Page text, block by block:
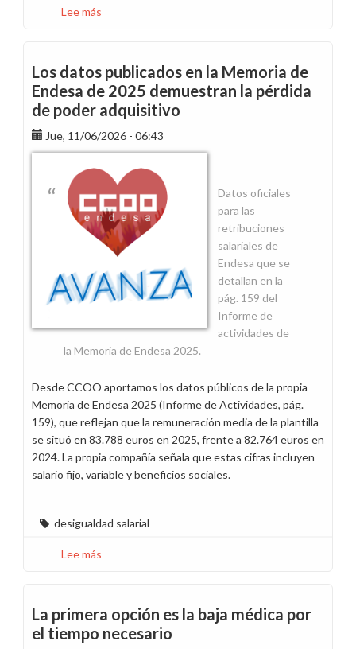
Lee más
Protocolo
ante
fenómenos
meteorológicos
adversos
Los datos publicados en la Memoria de
Endesa de 2025 demuestran la pérdida
de poder adquisitivo
Jue, 11/06/2026 - 06:43
Datos oficiales
para las
retribuciones
salariales de
Endesa que se
detallan en la
pág. 159 del
Informe de
actividades de
la Memoria de Endesa 2025.
Desde CCOO aportamos los datos públicos de la propia
Memoria de Endesa 2025 (Informe de Actividades, pág.
159), que reflejan que la remuneración media de la plantilla
se situó en 83.788 euros en 2025, frente a 82.764 euros en
2024. La propia compañía señala que estas cifras incluyen
salario fijo, variable y beneficios sociales.
desigualdad salarial
Lee más
publicados
en
la
La primera opción es la baja médica por
el tiempo necesario